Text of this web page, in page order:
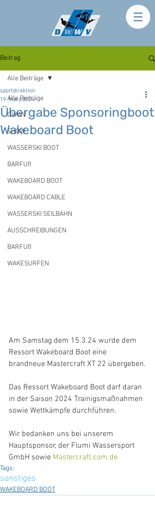
Beitrag
Alle Beiträge
DWWV
SHOW
WASSERSKI BOOT
BARFUß
WAKEBOARD BOOT
WAKEBOARD CABLE
WASSERSKI SEILBAHN
AUSSCHREIBUNGEN
BARFUß
WAKESURFEN
Alle Beiträge
Übergabe Sponsoringboot
Wakeboard Boot
sportdirektion
19. März 2024
Am Samstag dem 15.3.24 wurde dem
Ressort Wakeboard Boot eine
brandneue Mastercraft XT 22 übergeben.
Das Ressort Wakeboard Boot darf daran
in der Saison 2024 Trainigsmaßnahmen
sowie Wettkämpfe durchführen.
Wir bedanken uns bei unserem
Hauptsponsor, der Flumi Wassersport
GmbH sowie Mastercraft.com.de
Tags:
sonstiges
WAKEBOARD BOOT